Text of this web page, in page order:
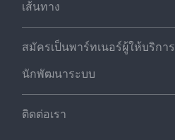
เส้นทาง
สมัครเป็นพาร์ทเนอร์ผู้ให้บริการ
นักพัฒนาระบบ
ติดต่อเรา